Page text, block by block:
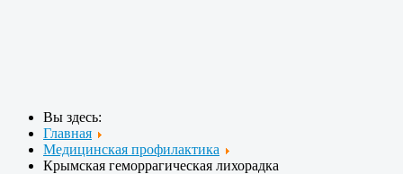
Вы здесь:
Главная
Медицинская профилактика
Крымская геморрагическая лихорадка